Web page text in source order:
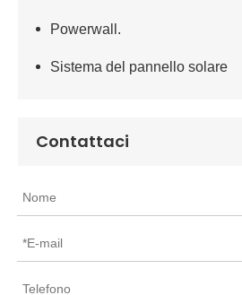
Powerwall.
Sistema del pannello solare
Contattaci